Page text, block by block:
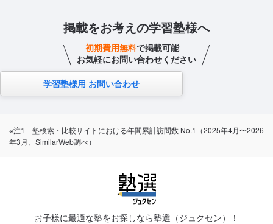
掲載をお考えの学習塾様へ
初期費用無料で掲載可能
お気軽にお問い合わせください
学習塾様用 お問い合わせ
※注1 塾検索・比較サイトにおける年間累計訪問数 No.1（2025年4月〜2026
年3月、SimilarWeb調べ）
お子様に最適な塾をお探しなら塾選（ジュクセン）！